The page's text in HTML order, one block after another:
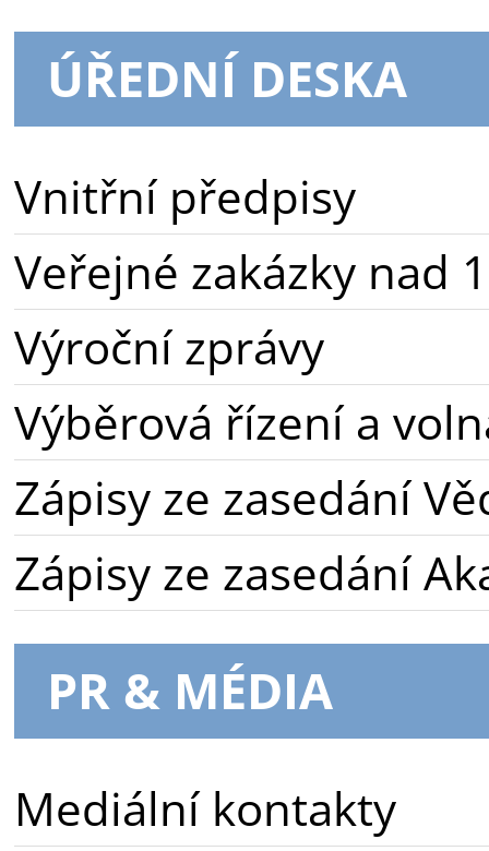
ÚŘEDNÍ DESKA
Vnitřní předpisy
Veřejné zakázky nad
Výroční zprávy
Výběrová řízení a
Zápisy ze zasedání
Zápisy ze zasedání
PR & MÉDIA
Mediální kontakty